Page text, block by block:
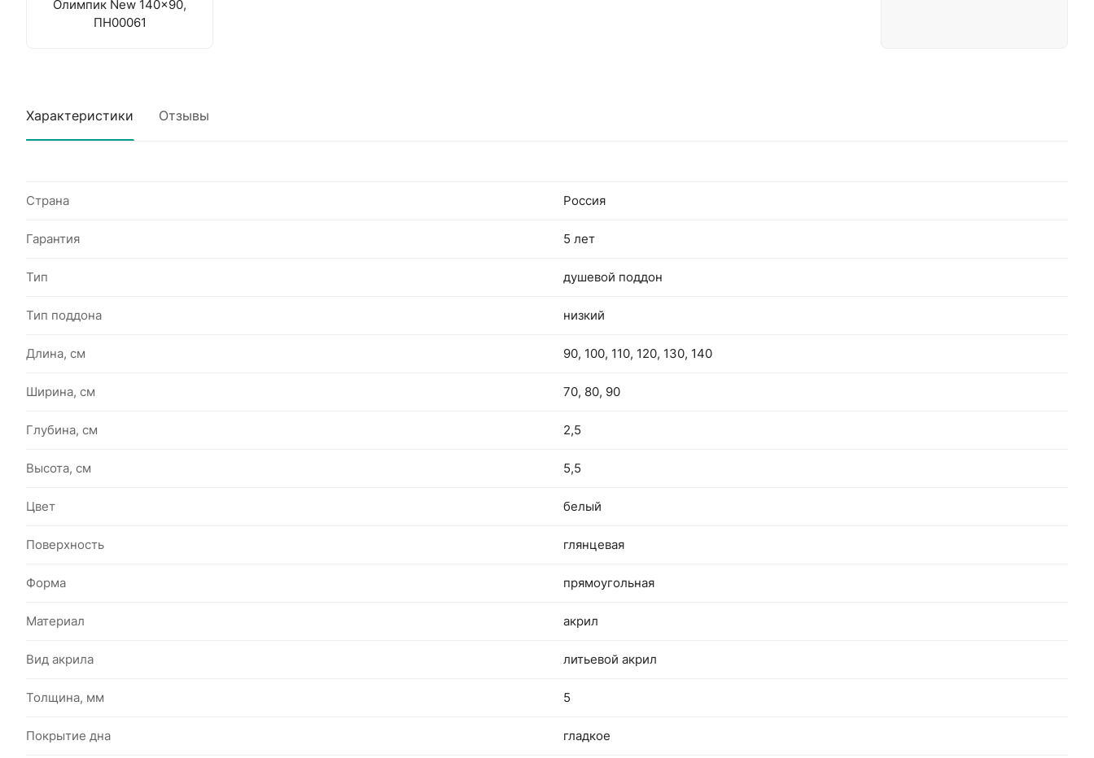
Олимпик New 140x90,
ПН00061
Характеристики Отзывы
Страна Россия
Гарантия 5 лет
Тип душевой поддон
Тип поддона низкий
Длина, см 90, 100, 110, 120, 130, 140
Ширина, см 70, 80, 90
Глубина, см 2,5
Высота, см 5,5
Цвет белый
Поверхность глянцевая
Форма прямоугольная
Материал акрил
Вид акрила литьевой акрил
Толщина, мм 5
Покрытие дна гладкое